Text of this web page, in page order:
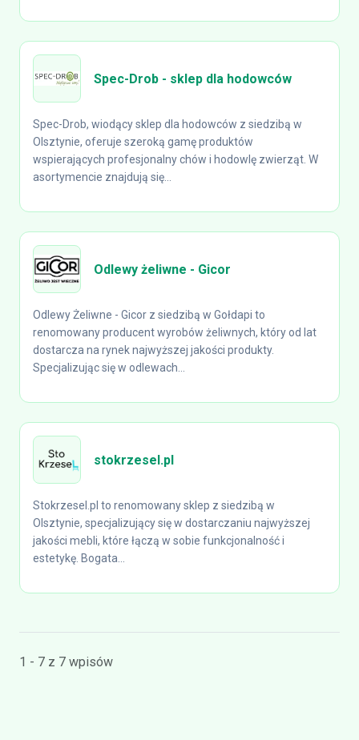
Spec-Drob - sklep dla hodowców
Spec-Drob, wiodący sklep dla hodowców z siedzibą w
Olsztynie, oferuje szeroką gamę produktów
wspierających profesjonalny chów i hodowlę zwierząt. W
asortymencie znajdują się...
Odlewy żeliwne - Gicor
Odlewy Żeliwne - Gicor z siedzibą w Gołdapi to
renomowany producent wyrobów żeliwnych, który od lat
dostarcza na rynek najwyższej jakości produkty.
Specjalizując się w odlewach...
stokrzesel.pl
Stokrzesel.pl to renomowany sklep z siedzibą w
Olsztynie, specjalizujący się w dostarczaniu najwyższej
jakości mebli, które łączą w sobie funkcjonalność i
estetykę. Bogata...
1 - 7 z 7 wpisów